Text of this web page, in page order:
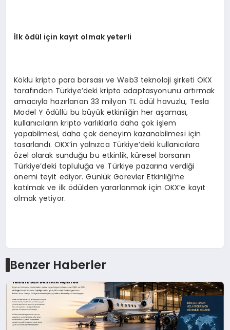
İlk ödül için kayıt olmak yeterli
Köklü kripto para borsası ve Web3 teknoloji şirketi OKX
tarafından Türkiye’deki kripto adaptasyonunu artırmak
amacıyla hazırlanan 33 milyon TL ödül havuzlu, Tesla
Model Y ödüllü bu büyük etkinliğin her aşaması,
kullanıcıların kripto varlıklarla daha çok işlem
yapabilmesi, daha çok deneyim kazanabilmesi için
tasarlandı. OKX’in yalnızca Türkiye’deki kullanıcılara
özel olarak sunduğu bu etkinlik, küresel borsanın
Türkiye’deki topluluğa ve Türkiye pazarına verdiği
önemi teyit ediyor. Günlük Görevler Etkinliği’ne
katılmak ve ilk ödülden yararlanmak için OKX’e kayıt
olmak yetiyor.
Benzer Haberler